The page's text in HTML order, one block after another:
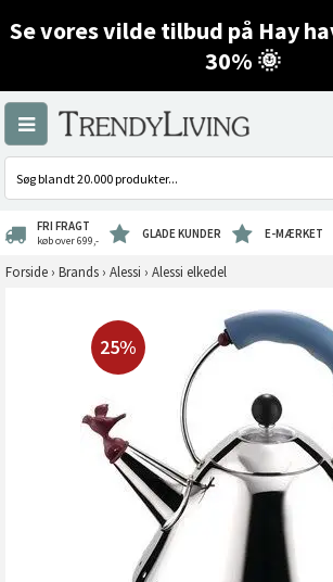
Se vores vilde tilbud på Hay
30% 🌞
FRI FRAGT
køb over 699,- GLADE KUNDER E-MÆRKET
Forside › Brands › Alessi › Alessi elkedel
25%